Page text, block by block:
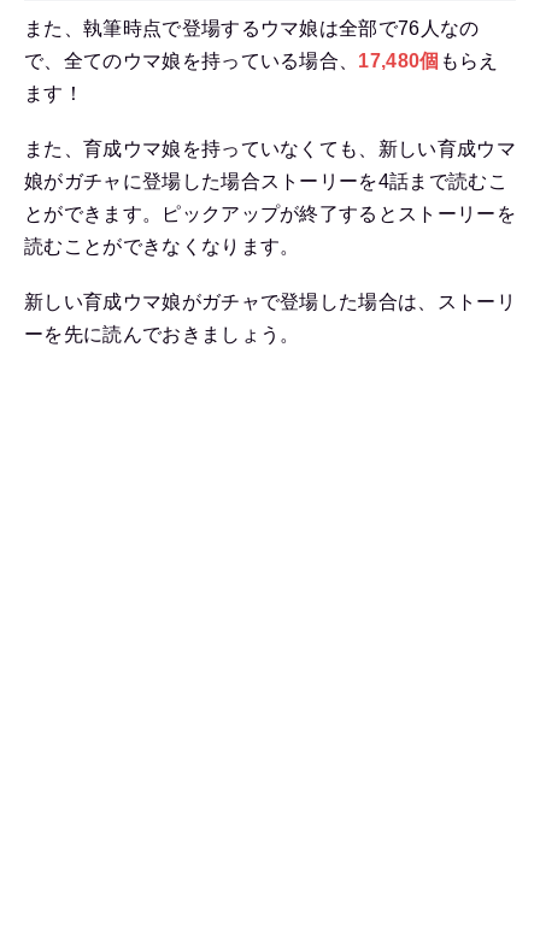
また、執筆時点で登場するウマ娘は全部で76人なの
で、全てのウマ娘を持っている場合、 17,480個 もらえ
ます！
また、育成ウマ娘を持っていなくても、新しい育成ウマ
娘がガチャに登場した場合ストーリーを4話まで読むこ
とができます。ピックアップが終了するとストーリーを
読むことができなくなります。
新しい育成ウマ娘がガチャで登場した場合は、ストーリ
ーを先に読んでおきましょう。